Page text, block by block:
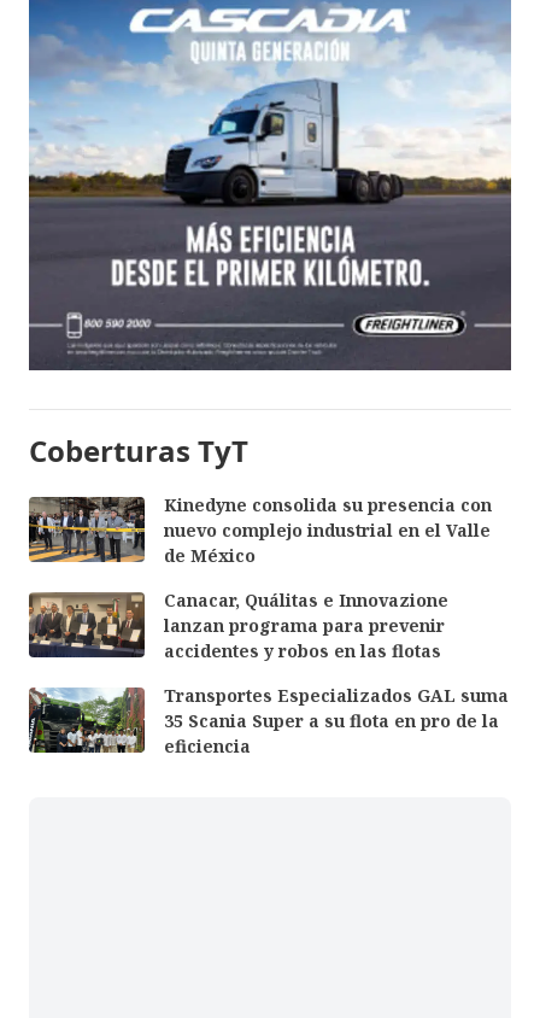
Coberturas TyT
Kinedyne consolida su presencia con
nuevo complejo industrial en el Valle
de México
Canacar, Quálitas e Innovazione
lanzan programa para prevenir
accidentes y robos en las flotas
Transportes Especializados GAL suma
35 Scania Super a su flota en pro de la
eficiencia